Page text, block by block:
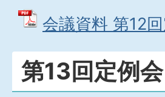
会議資料 第12
第13回定例会